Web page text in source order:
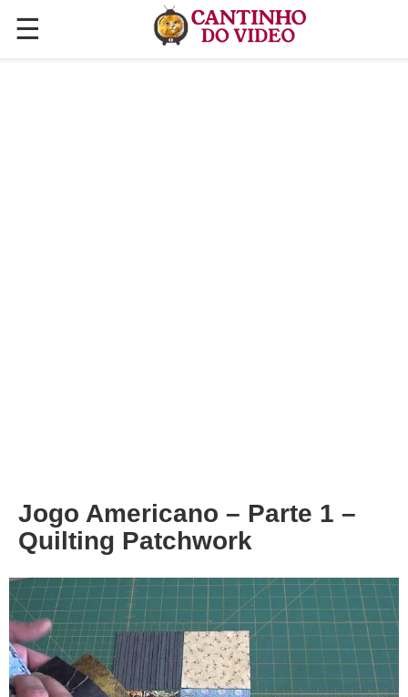
☰
✕
Jogo Americano – Parte 1 –
Quilting Patchwork